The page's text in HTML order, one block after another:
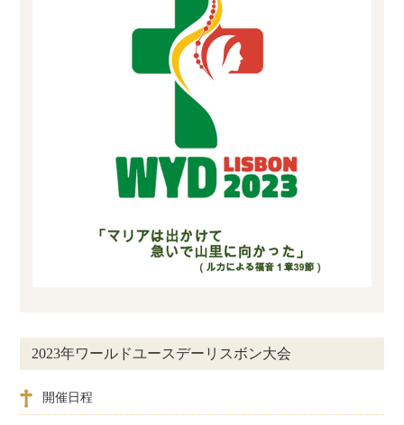
2023年ワールドユースデーリスボン大会
開催日程